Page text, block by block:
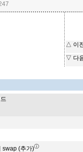
△ 이
▽ 다
swap (추가)ⓘ